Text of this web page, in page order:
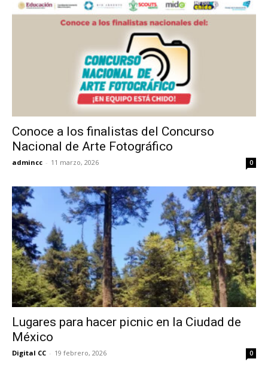
Conoce a los finalistas del Concurso
Nacional de Arte Fotográfico
admincc - 11 marzo, 2026 0
Lugares para hacer picnic en la Ciudad de
México
Digital CC - 19 febrero, 2026 0